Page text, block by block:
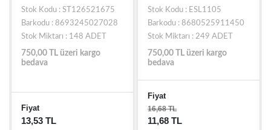
Stok Kodu : ST126521675
Barkodu : 8693245027028
Stok Miktarı : 148 ADET
750,00 TL üzeri kargo
bedava
Fiyat
13,53 TL
Stok Kodu : ESL1105
Barkodu : 8680525911450
Stok Miktarı : 249 ADET
750,00 TL üzeri kargo
bedava
Fiyat
16,68 TL
11,68 TL